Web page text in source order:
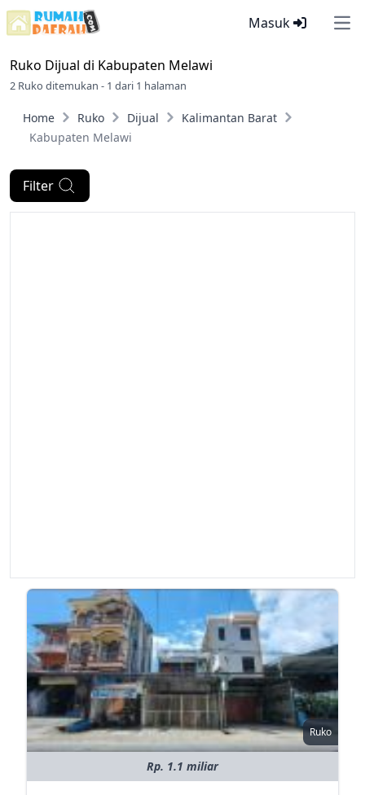
Masuk
Ruko Dijual di Kabupaten Melawi
2 Ruko ditemukan - 1 dari 1 halaman
Home Ruko Dijual
Kalimantan Barat
Kabupaten Melawi
Filter
Ruko
Rp. 1.1 miliar